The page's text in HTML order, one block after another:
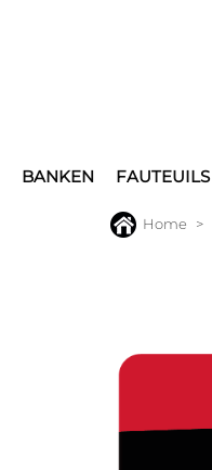
BANKEN FAUTEUILS
Home